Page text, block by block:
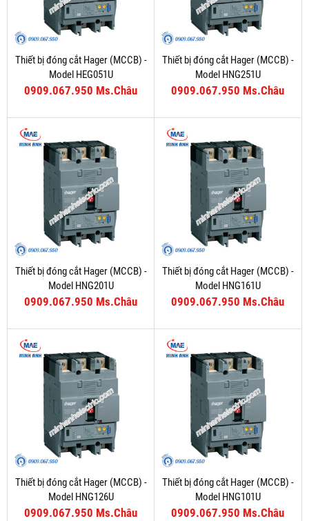
Thiết bị đóng cắt Hager (MCCB) -
Model HEG051U
0909.067.950 Ms.Châu
Thiết bị đóng cắt Hager (MCCB) -
Model HNG251U
0909.067.950 Ms.Châu
Thiết bị đóng cắt Hager (MCCB) -
Model HNG201U
0909.067.950 Ms.Châu
Thiết bị đóng cắt Hager (MCCB) -
Model HNG161U
0909.067.950 Ms.Châu
Thiết bị đóng cắt Hager (MCCB) -
Model HNG126U
0909.067.950 Ms.Châu
Thiết bị đóng cắt Hager (MCCB) -
Model HNG101U
0909.067.950 Ms.Châu